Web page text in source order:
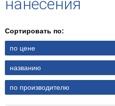
нанесения
Сортировать по:
по цене
названию
по производителю